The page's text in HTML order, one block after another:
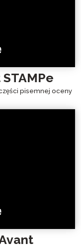
pisemnej oceny